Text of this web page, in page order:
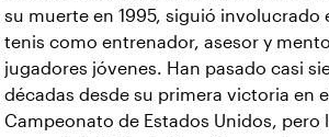
su muerte en 1995, siguió involucrado
tenis como entrenador, asesor y
jugadores jóvenes. Han pasado casi
décadas desde su primera victoria en el
Campeonato de Estados Unidos, pero